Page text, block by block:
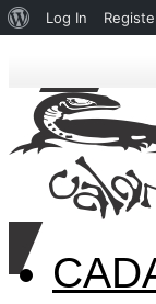
About
Log In